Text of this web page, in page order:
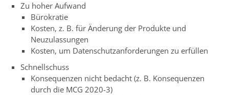
Zu hoher Aufwand
Bürokratie
Kosten, z. B. für Änderung der Produkte und
Neuzulassungen
Kosten, um Datenschutzanforderungen zu erfüllen
Schnellschuss
Konsequenzen nicht bedacht (z. B. Konsequenzen
durch die MCG 2020-3)